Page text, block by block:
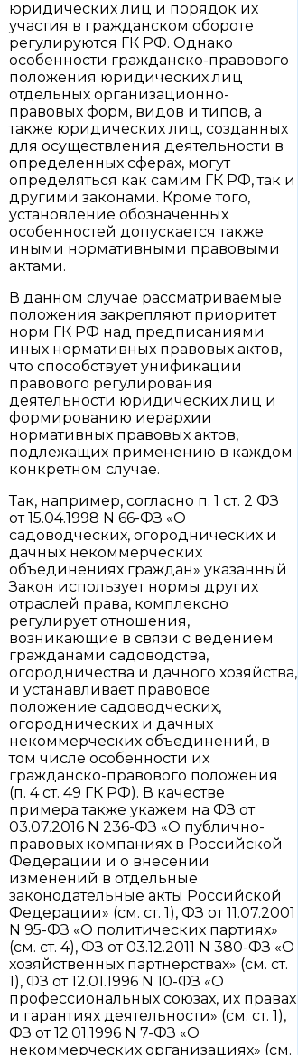
юридических лиц и порядок их
участия в гражданском обороте
регулируются ГК РФ. Однако
особенности гражданско-правового
положения юридических лиц
отдельных организационно-
правовых форм, видов и типов, а
также юридических лиц, созданных
для осуществления деятельности в
определенных сферах, могут
определяться как самим ГК РФ, так и
другими законами. Кроме того,
установление обозначенных
особенностей допускается также
иными нормативными правовыми
актами.
В данном случае рассматриваемые
положения закрепляют приоритет
норм ГК РФ над предписаниями
иных нормативных правовых актов,
что способствует унификации
правового регулирования
деятельности юридических лиц и
формированию иерархии
нормативных правовых актов,
подлежащих применению в каждом
конкретном случае.
Так, например, согласно п. 1 ст. 2 ФЗ
от 15.04.1998 N 66-ФЗ «О
садоводческих, огороднических и
дачных некоммерческих
объединениях граждан» указанный
Закон использует нормы других
отраслей права, комплексно
регулирует отношения,
возникающие в связи с ведением
гражданами садоводства,
огородничества и дачного хозяйства,
и устанавливает правовое
положение садоводческих,
огороднических и дачных
некоммерческих объединений, в
том числе особенности их
гражданско-правового положения
(п. 4 ст. 49 ГК РФ). В качестве
примера также укажем на ФЗ от
03.07.2016 N 236-ФЗ «О публично-
правовых компаниях в Российской
Федерации и о внесении
изменений в отдельные
законодательные акты Российской
Федерации» (см. ст. 1), ФЗ от 11.07.2001
N 95-ФЗ «О политических партиях»
(см. ст. 4), ФЗ от 03.12.2011 N 380-ФЗ «О
хозяйственных партнерствах» (см. ст.
1), ФЗ от 12.01.1996 N 10-ФЗ «О
профессиональных союзах, их правах
и гарантиях деятельности» (см. ст. 1),
ФЗ от 12.01.1996 N 7-ФЗ «О
некоммерческих организациях» (см.